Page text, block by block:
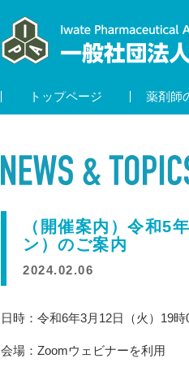
トップページ 薬剤師
（開催案内）令和5
ン）のご案内
2024.02.06
日時：令和6年3月12日（火）19
会場：Zoomウェビナーを利用